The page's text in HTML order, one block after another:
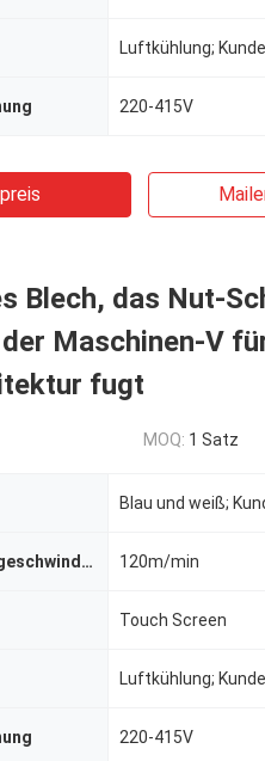
220-415V
Blech, das Nut-
Maschinen-V
fugt
MOQ: 1 Satz
Blau und weiß;
Verarbeitungsgeschwindigkeit 120m/min
Touch Screen
220-415V